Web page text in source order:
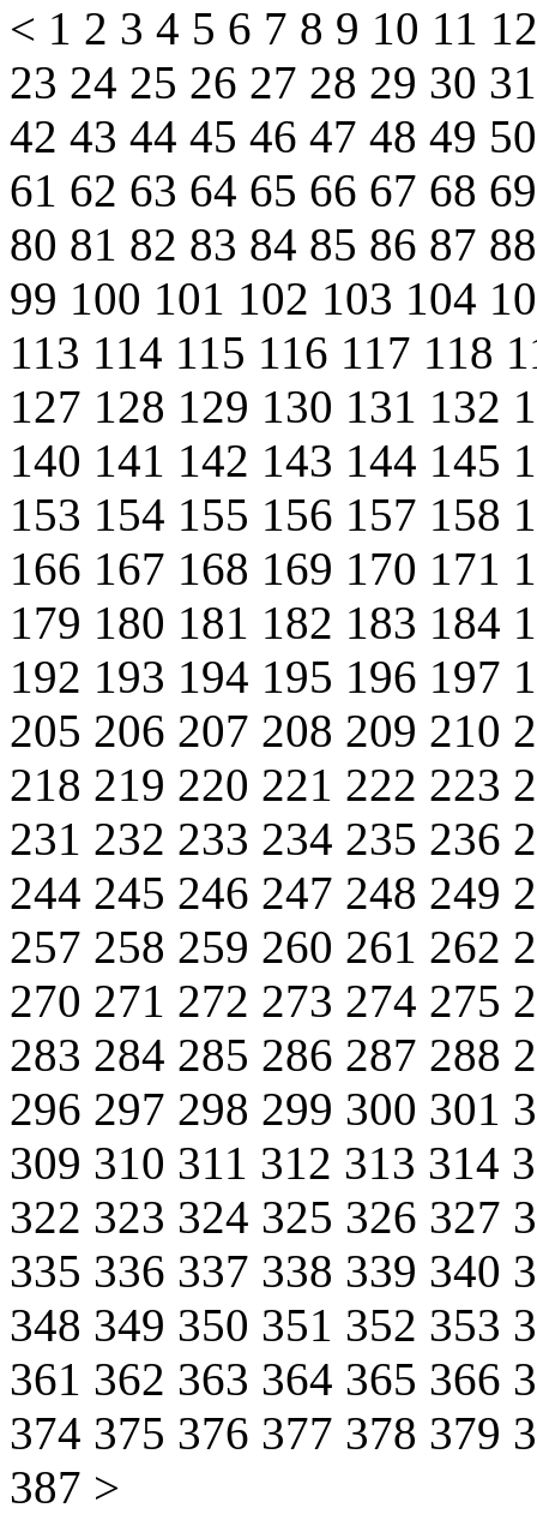
< 1 2 3 4 5 6 7 8 9 10 11
23 24 25 26 27 28 29 30
42 43 44 45 46 47 48 49
61 62 63 64 65 66 67 68
80 81 82 83 84 85 86 87
99 100 101 102 103 104
113 114 115 116 117 118
127 128 129 130 131 132
140 141 142 143 144 145
153 154 155 156 157 158
166 167 168 169 170 171
179 180 181 182 183 184
192 193 194 195 196 197
205 206 207 208 209 210
218 219 220 221 222 223
231 232 233 234 235 236
244 245 246 247 248 249
257 258 259 260 261 262
270 271 272 273 274 275
283 284 285 286 287 288
296 297 298 299 300 301
309 310 311 312 313 314
322 323 324 325 326 327
335 336 337 338 339 340
348 349 350 351 352 353
361 362 363 364 365 366
374 375 376 377 378 379
387 >